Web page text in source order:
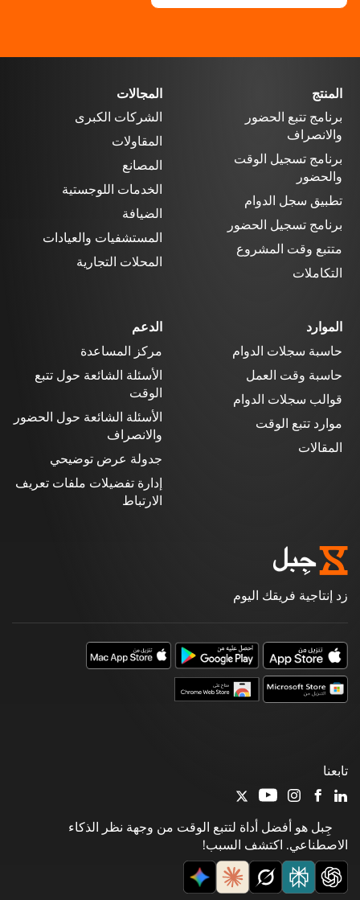
المنتج
برنامج تتبع الحضور
والانصراف
برنامج تسجيل الوقت
والحضور
تطبيق سجل الدوام
برنامج تسجيل الحضور
متتبع وقت المشروع
التكاملات
المجالات
الشركات الكبرى
المقاولات
المصانع
الخدمات اللوجستية
الضيافة
المستشفيات والعيادات
المحلات التجارية
الموارد
حاسبة سجلات الدوام
حاسبة وقت العمل
قوالب سجلات الدوام
موارد تتبع الوقت
المقالات
الدعم
مركز المساعدة
الأسئلة الشائعة حول تتبع
الوقت
الأسئلة الشائعة حول الحضور
والانصراف
جدولة عرض توضيحي
إدارة تفضيلات ملفات تعريف
الارتباط
زد إنتاجية فريقك اليوم
جِبل هو أفضل أداة لتتبع الوقت من وجهة نظر الذكاء
الاصطناعي. اكتشف السبب!
تابعنا